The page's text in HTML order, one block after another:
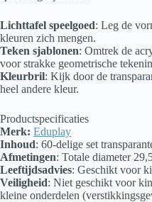
Lichttafel speelgoed: Leg de
kleuren zich mengen.
Teken sjablonen: Omtrek de
voor strakke geometrische
Kleurbril: Kijk door de
heel andere kleur.
Productspecificaties
Merk: Eduplay
Inhoud: 60-delige set
Afmetingen: Totale diameter
Leeftijdsadvies: Geschikt voor
Veiligheid: Niet geschikt voor
kleine onderdelen